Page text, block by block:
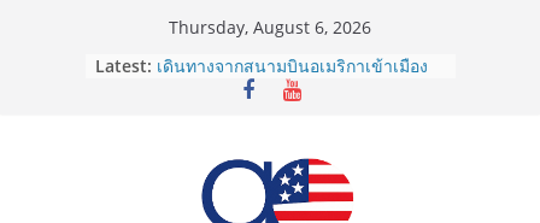
Thursday, August 6, 2026
Latest: เดินทางจากสนามบินอเมริกาเข้าเมือง
2026: LAX, JFK, SFO ไปยังไงดี?
ประเทศต้องรู้
ซิมการ์ดอเมริกา 2026: ใช้ยี่ห้อไหนดี
ที่สุด? เปรียบเทียบครบจบในบทความ